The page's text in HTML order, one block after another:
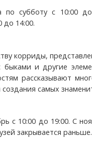
по субботу с 10:00
до 14:00.
корриды,
и другие
рассказывают
самых
с 10:00 до 19:00. С
закрывается раньше.